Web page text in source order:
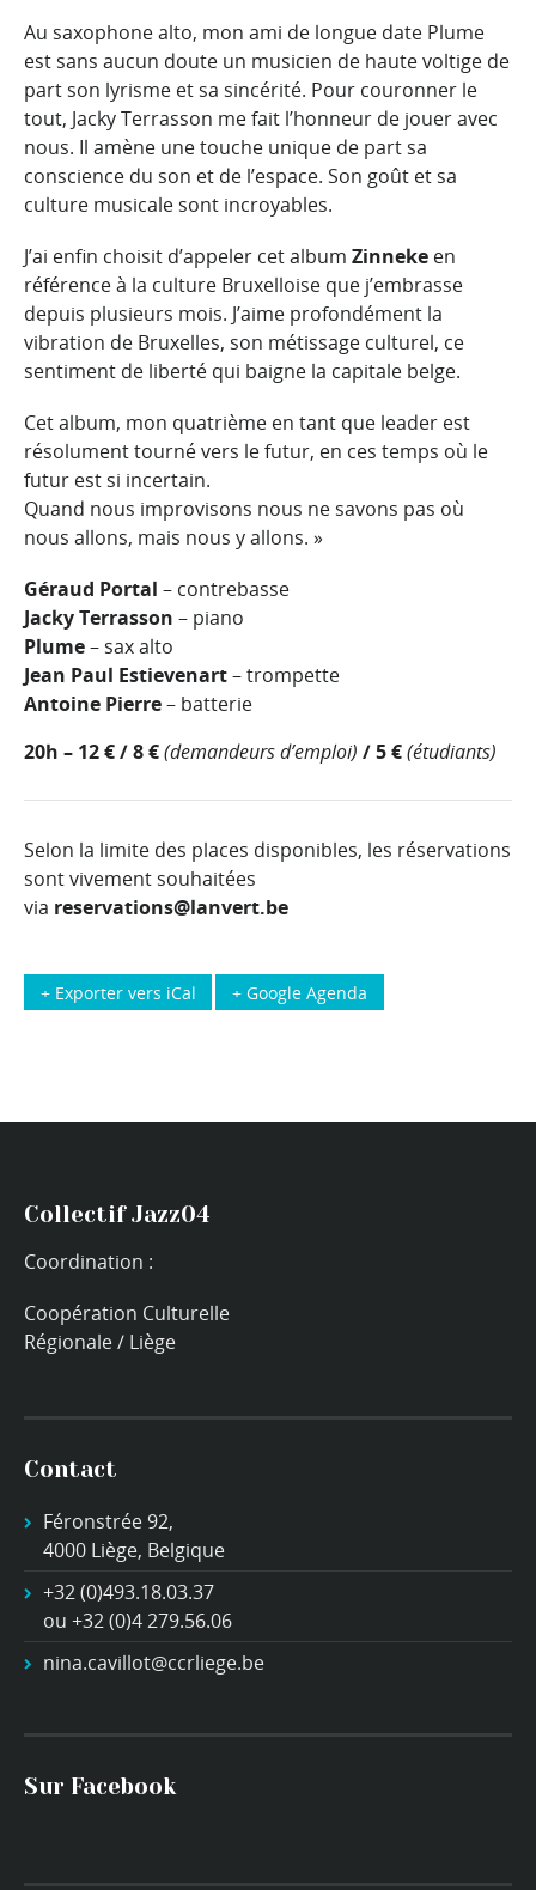
Au saxophone alto, mon ami de longue date Plume
est sans aucun doute un musicien de haute voltige de
part son lyrisme et sa sincérité. Pour couronner le
tout, Jacky Terrasson me fait l’honneur de jouer avec
nous. Il amène une touche unique de part sa
conscience du son et de l’espace. Son goût et sa
culture musicale sont incroyables.
J’ai enfin choisit d’appeler cet album Zinneke en
référence à la culture Bruxelloise que j’embrasse
depuis plusieurs mois. J’aime profondément la
vibration de Bruxelles, son métissage culturel, ce
sentiment de liberté qui baigne la capitale belge.
Cet album, mon quatrième en tant que leader est
résolument tourné vers le futur, en ces temps où le
futur est si incertain.
Quand nous improvisons nous ne savons pas où
nous allons, mais nous y allons. »
Géraud Portal – contrebasse
Jacky Terrasson – piano
Plume– sax alto
Jean Paul Estievenart– trompette
Antoine Pierre– batterie
20h – 12 € / 8 €(demandeurs d’emploi) / 5 €(étudiants)
Selon la limite des places disponibles, les réservations
sont vivement souhaitées
via reservations@lanvert.be
+ Google Agenda
+ Exporter vers iCal
Collectif Jazz04
Coordination :
Coopération Culturelle
Régionale / Liège
Contact
Féronstrée 92,
4000 Liège, Belgique
+32 (0)493.18.03.37
ou +32 (0)4 279.56.06
nina.cavillot@ccrliege.be
Sur Facebook